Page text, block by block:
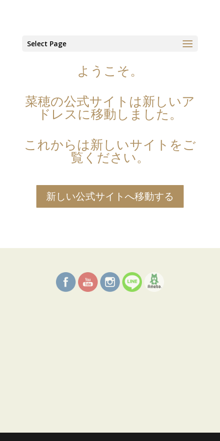
Select Page
ようこそ。
菜穂の公式サイトは新しいア
ドレスに移動しました。
これからは新しいサイトをご
覧ください。
新しい公式サイトへ移動する